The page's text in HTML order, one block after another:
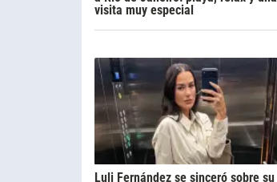
visita muy especial
Luli Fernández se sinceró sobre su